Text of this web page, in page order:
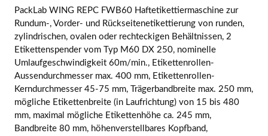
PackLab WING REPC FWB60 Haftetikettiermaschine zur
Rundum-, Vorder- und Rückseitenetikettierung von runden,
zylindrischen, ovalen oder rechteckigen Behältnissen, 2
Etikettenspender vom Typ M60 DX 250, nominelle
Umlaufgeschwindigkeit 60m/min., Etikettenrollen-
Aussendurchmesser max. 400 mm, Etikettenrollen-
Kerndurchmesser 45-75 mm, Trägerbandbreite max. 250 mm,
mögliche Etikettenbreite (in Laufrichtung) von 15 bis 480
mm, maximal mögliche Etikettenhöhe ca. 245 mm,
Bandbreite 80 mm, höhenverstellbares Kopfband,